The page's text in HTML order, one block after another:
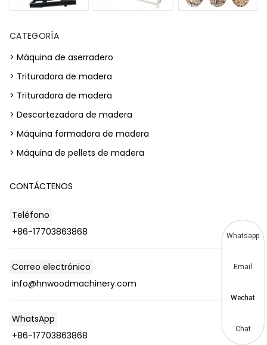
CATEGORÍA
> Máquina de aserradero
> Trituradora de madera
> Trituradora de madera
> Descortezadora de madera
> Máquina formadora de madera
> Máquina de pellets de madera
CONTÁCTENOS
Teléfono
+86-17703863868
Correo electrónico
info@hnwoodmachinery.com
WhatsApp
+86-17703863868
Whatsapp
Email
Wechat
Chat